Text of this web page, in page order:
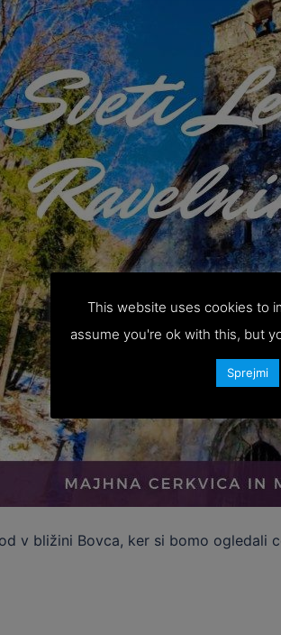
v bližini Bovca, ker si bomo ogledali
This website uses cookies to
assume you're ok with this, but
Sprejmi